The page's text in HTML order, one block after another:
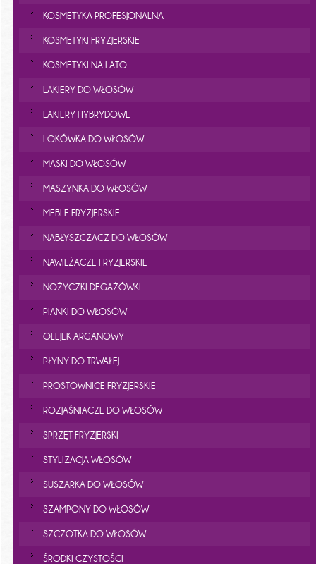
KOSMETYKA PROFESJONALNA
KOSMETYKI FRYZJERSKIE
KOSMETYKI NA LATO
LAKIERY DO WŁOSÓW
LAKIERY HYBRYDOWE
LOKÓWKA DO WŁOSÓW
MASKI DO WŁOSÓW
MASZYNKA DO WŁOSÓW
MEBLE FRYZJERSKIE
NABŁYSZCZACZ DO WŁOSÓW
NAWILŻACZE FRYZJERSKIE
NOŻYCZKI DEGAŻÓWKI
PIANKI DO WŁOSÓW
OLEJEK ARGANOWY
PŁYNY DO TRWAŁEJ
PROSTOWNICE FRYZJERSKIE
ROZJAŚNIACZE DO WŁOSÓW
SPRZĘT FRYZJERSKI
STYLIZACJA WŁOSÓW
SUSZARKA DO WŁOSÓW
SZAMPONY DO WŁOSÓW
SZCZOTKA DO WŁOSÓW
ŚRODKI CZYSTOŚCI